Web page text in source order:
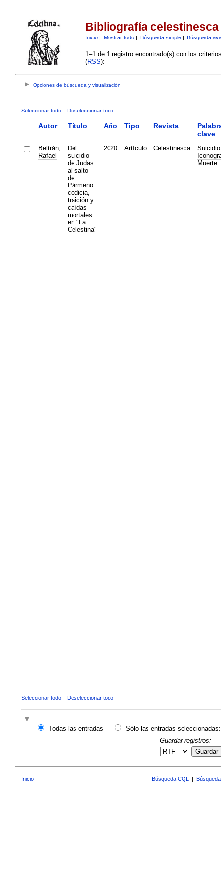
Bibliografía celestinesca
Inicio| Mostrar todo| Búsqueda simple| Búsqueda
1–1 de 1 registro encontrado(s) con los
(RSS):
Opciones de búsqueda y visualización
Seleccionar todo Deseleccionar todo
Autor Título Año Tipo Revista
clave
Beltrán,
Rafael
Del
suicidio
de Judas
al salto
de
Pármeno:
codicia,
traición y
caídas
mortales
en "La
Celestina"
2020 Artículo Celestinesca Suicidio
Muerte
Seleccionar todo Deseleccionar todo
Todas las entradas
Sólo las entradas seleccionadas:
Guardar registros:
Guardar
Inicio Búsqueda CQL